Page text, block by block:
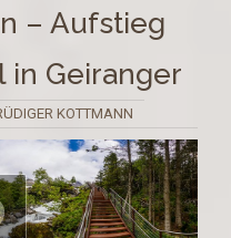
– Aufstieg
in Geiranger
KOTTMANN